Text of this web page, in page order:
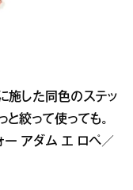
施した同色のステッ
と絞って使っても。
ー アダム エ ロペ／